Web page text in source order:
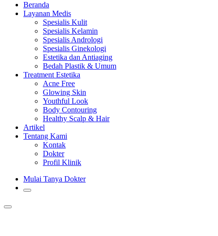
Beranda
Layanan Medis
Spesialis Kulit
Spesialis Kelamin
Spesialis Andrologi
Spesialis Ginekologi
Estetika dan Antiaging
Bedah Plastik & Umum
Treatment Estetika
Acne Free
Glowing Skin
Youthful Look
Body Contouring
Healthy Scalp & Hair
Artikel
Tentang Kami
Kontak
Dokter
Profil Klinik
Mulai Tanya Dokter